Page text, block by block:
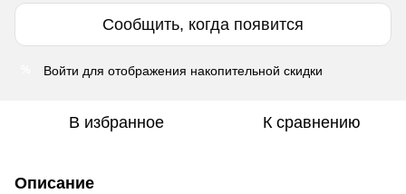
Сообщить, когда появится
Войти для отображения накопительной скидки
В избранное К сравнению
Описание